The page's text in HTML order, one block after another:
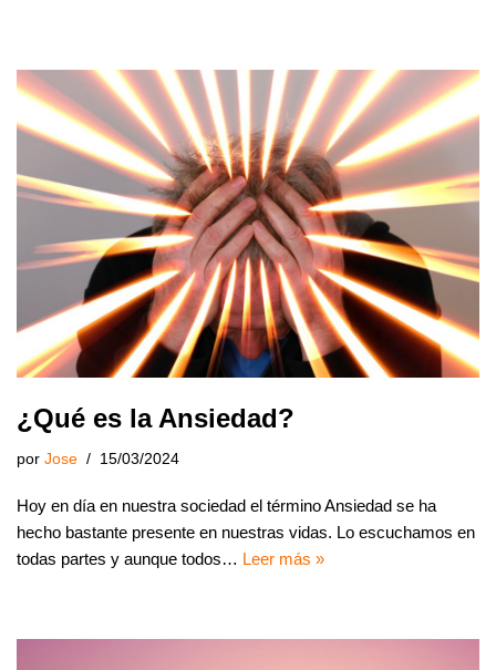
¿Qué es la Ansiedad?
por Jose 15/03/2024
Hoy en día en nuestra sociedad el término Ansiedad se ha
hecho bastante presente en nuestras vidas. Lo escuchamos en
todas partes y aunque todos… Leer más »